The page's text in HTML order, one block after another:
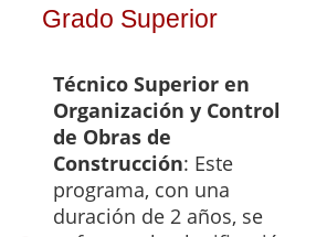
Grado Superior
Técnico Superior en
Organización y Control
de Obras de
Construcción: Este
programa, con una
duración de 2 años, se